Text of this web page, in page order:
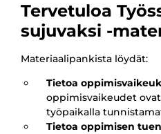
Työssä
oppiminen
sujuvaksi
Tervetuloa
sujuvaksi -
Materiaalipankista löydät:
Tietoa
oppimisvaikeudet
työpaikalla
Tietoa oppimisen